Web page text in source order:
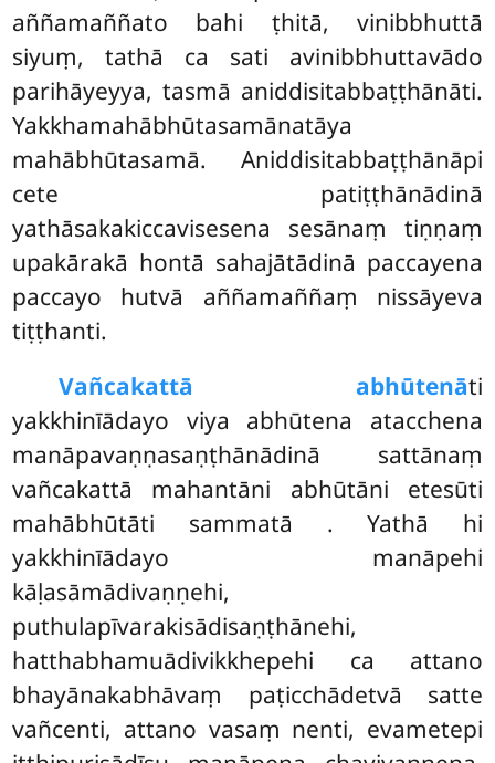
aññamaññato bahi ṭhitā, vinibbhuttā
siyuṃ, tathā ca sati avinibbhuttavādo
parihāyeyya, tasmā aniddisitabbaṭṭhānāti.
Yakkhamahābhūtasamānatāya
mahābhūtasamā. Aniddisitabbaṭṭhānāpi
cete patiṭṭhānādinā
yathāsakakiccavisesena sesānaṃ tiṇṇaṃ
upakārakā hontā sahajātādinā paccayena
paccayo hutvā aññamaññaṃ nissāyeva
tiṭṭhanti.
Vañcakattā abhūtenāti
yakkhinīādayo viya abhūtena atacchena
manāpavaṇṇasaṇṭhānādinā sattānaṃ
vañcakattā mahantāni abhūtāni etesūti
mahābhūtāti sammatā . Yathā hi
yakkhinīādayo manāpehi
kāḷasāmādivaṇṇehi,
puthulapīvarakisādisaṇṭhānehi,
hatthabhamuādivikkhepehi ca attano
bhayānakabhāvaṃ paṭicchādetvā satte
vañcenti, attano vasaṃ nenti, evametepi